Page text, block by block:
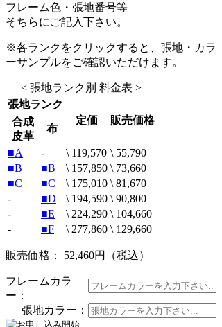
フレーム色・張地番号等
そちらにご記入下さい。
※各ランクをクリックすると、張地・カラ
ーサンプルをご確認いただけます。
< 張地ランク別 料金表 >
張地ランク
定価
販売価格
合成
皮革
布
■A - \ 119,570 \ 55,790
■B
■B \ 157,850 \ 73,660
■C
■C \ 175,010 \ 81,670
-
■D \ 194,590 \ 90,800
-
■E \ 224,290 \ 104,660
-
■F \ 277,860 \ 129,660
販売価格： 52,460円 （税込）
フレームカラ
ー：
張地カラー：